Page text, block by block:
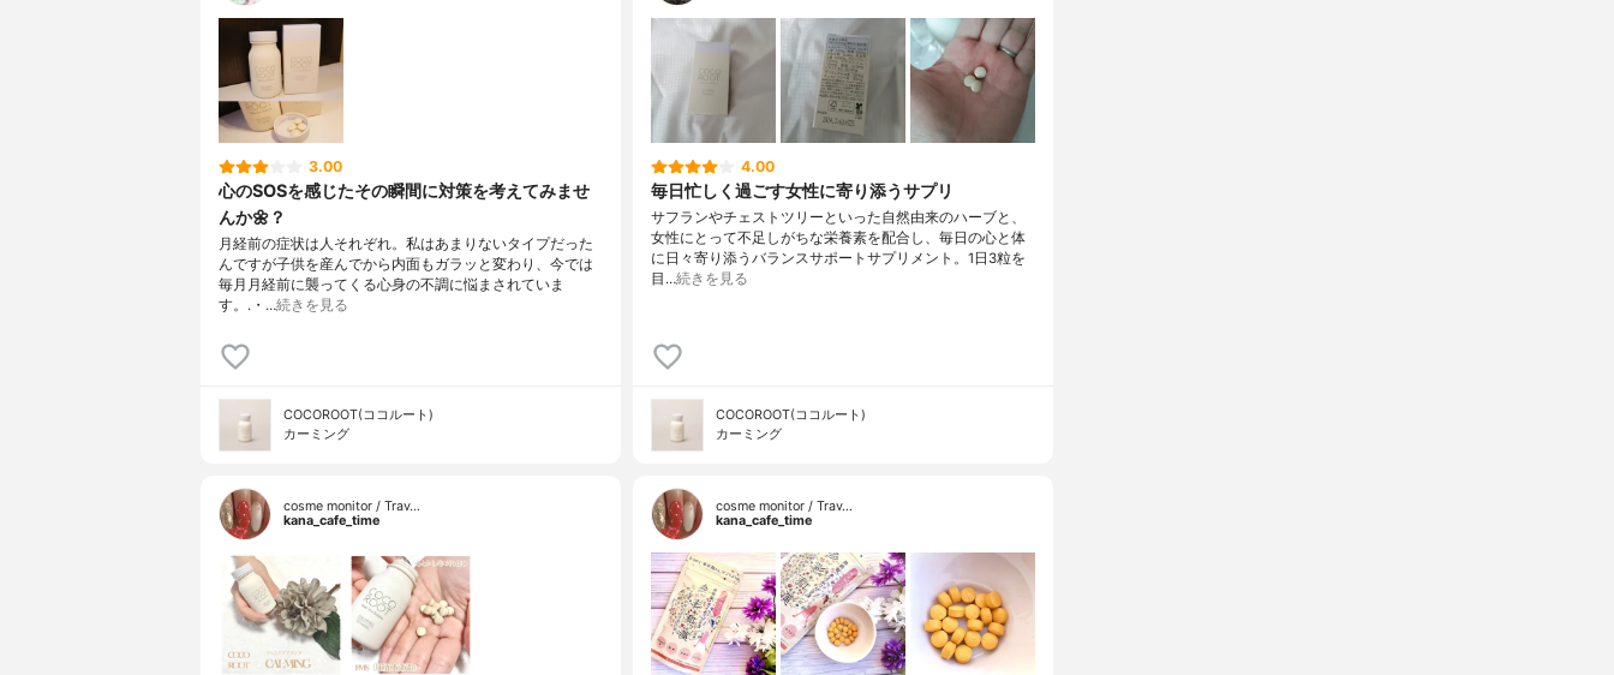
3.00
心のSOSを感じたその瞬間に対策を考えてみませ
んか🌼？
月経前の症状は人それぞれ。私はあまりないタイプだった
んですが子供を産んでから内面もガラッと変わり、今では
毎月月経前に襲ってくる心身の不調に悩まされていま
す。.・…続きを見る
COCOROOT(ココルート)
カーミング
4.00
毎日忙しく過ごす女性に寄り添うサプリ
サフランやチェストツリーといった自然由来のハーブと、
女性にとって不足しがちな栄養素を配合し、毎日の心と体
に日々寄り添うバランスサポートサプリメント。1日3粒を
目…続きを見る
COCOROOT(ココルート)
カーミング
cosme monitor / Trav…
kana_cafe_time
cosme monitor / Trav…
kana_cafe_time